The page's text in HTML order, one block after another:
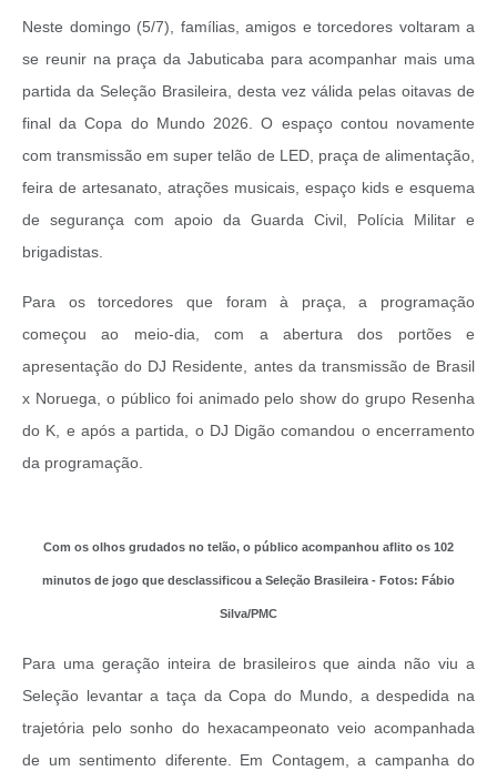
Neste domingo (5/7), famílias, amigos e torcedores voltaram a
se reunir na praça da Jabuticaba para acompanhar mais uma
partida da Seleção Brasileira, desta vez válida pelas oitavas de
final da Copa do Mundo 2026. O espaço contou novamente
com transmissão em super telão de LED, praça de alimentação,
feira de artesanato, atrações musicais, espaço kids e esquema
de segurança com apoio da Guarda Civil, Polícia Militar e
brigadistas.
Para os torcedores que foram à praça, a programação
começou ao meio-dia, com a abertura dos portões e
apresentação do DJ Residente, antes da transmissão de Brasil
x Noruega, o público foi animado pelo show do grupo Resenha
do K, e após a partida, o DJ Digão comandou o encerramento
da programação.
Com os olhos grudados no telão, o público acompanhou aflito os 102
minutos de jogo que desclassificou a Seleção Brasileira - Fotos: Fábio
Silva/PMC
Para uma geração inteira de brasileiros que ainda não viu a
Seleção levantar a taça da Copa do Mundo, a despedida na
trajetória pelo sonho do hexacampeonato veio acompanhada
de um sentimento diferente. Em Contagem, a campanha do